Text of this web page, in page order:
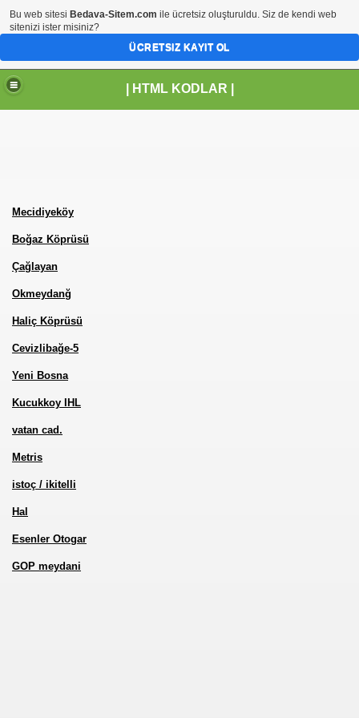
| HTML KODLAR |
Mecidiyeköy
Boğaz Köprüsü
Çağlayan
Okmeydanğ
Haliç Köprüsü
Cevizlibağe-5
Yeni Bosna
Kucukkoy IHL
vatan cad.
Metris
istoç / ikitelli
Hal
Esenler Otogar
GOP meydani
Bu web sitesi Bedava-Sitem.com ile ücretsiz oluşturuldu. Siz de kendi web
sitenizi ister misiniz?
ÜCRETSIZ KAYIT OL